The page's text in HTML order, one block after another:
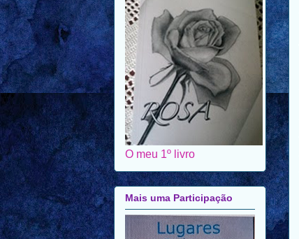
O meu 1º livro
Mais uma Participação